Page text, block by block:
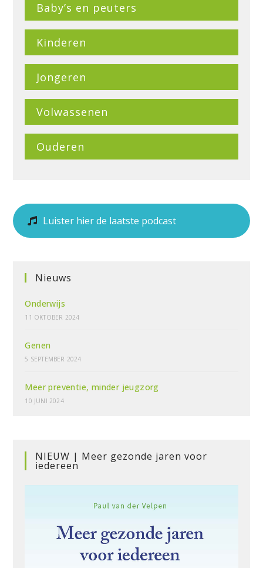
Baby’s en peuters
Kinderen
Jongeren
Volwassenen
Ouderen
Luister hier de laatste podcast
Nieuws
Onderwijs
11 OKTOBER 2024
Genen
5 SEPTEMBER 2024
Meer preventie, minder jeugzorg
10 JUNI 2024
NIEUW | Meer gezonde jaren voor
iedereen